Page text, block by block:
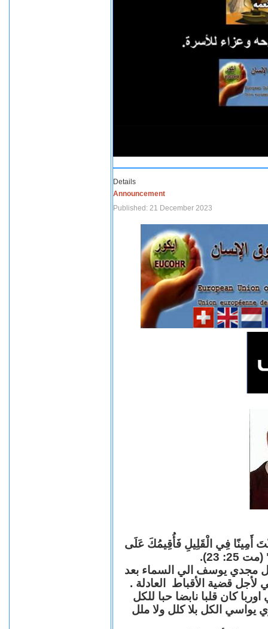
Details
Announcement
Published: 21 December 2023
أَمِينًا فِي الْقَلِيلِ فَأُقِيمُكَ عَلَى
23).
مجدي يوسف الي السماء بعد
قضية الأقباط العادلة .
كان قلبا نابضا حبا للكل
يواسي الكل بلا كلل ولا ملل